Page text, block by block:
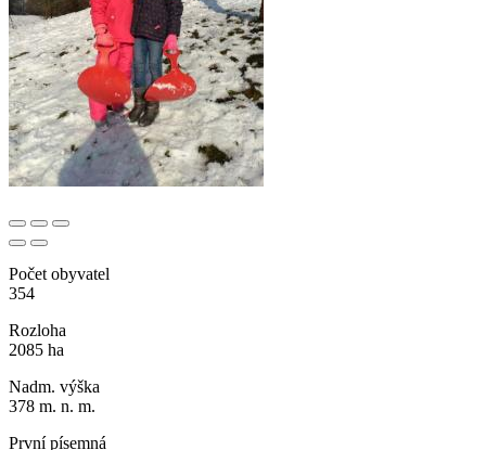
Počet obyvatel
354
Rozloha
2085 ha
Nadm. výška
378 m. n. m.
První písemná